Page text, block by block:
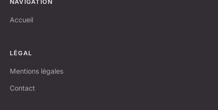
NAVIGATION
Accueil
LÉGAL
Mentions légales
Contact